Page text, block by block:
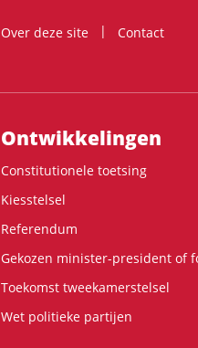
Over deze site
Contact
Ontwikke­lingen
Constitutionele toetsing
Kiesstelsel
Referendum
Gekozen minister-president of
Toekomst tweekamerstelsel
Wet politieke partijen